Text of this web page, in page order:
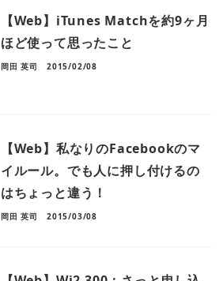
【Web】iTunes Matchを約9ヶ月
ほど使って思ったこと
岡田 英司 2015/02/08
【Web】私なりのFacebookのマ
イルール。でも人に押し付けるの
はちょっと違う！
岡田 英司 2015/03/08